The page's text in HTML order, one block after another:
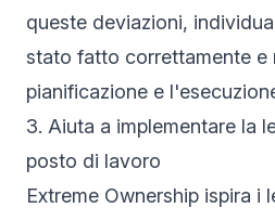
queste deviazioni,
stato fatto correttamente e
pianificazione e
3. Aiuta a implementare la
posto di lavoro
Extreme Ownership ispira i